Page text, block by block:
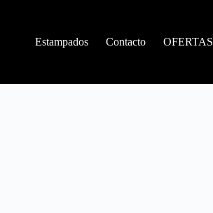
Estampados Contacto OFERTAS